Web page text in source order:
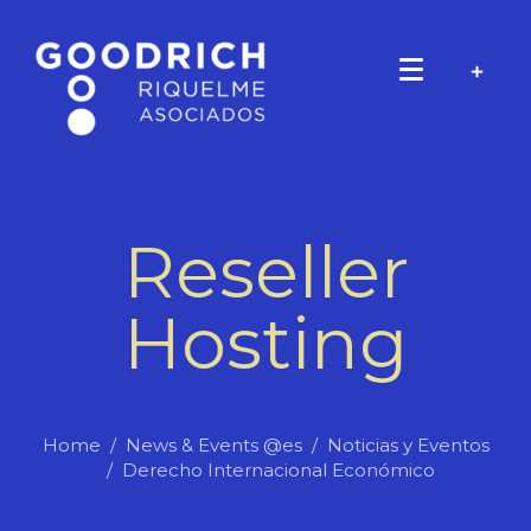
Reseller
Hosting
Home News & Events @es
Noticias y Eventos
Derecho Internacional Económico